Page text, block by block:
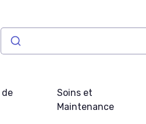
de
Soins et
Maintenance